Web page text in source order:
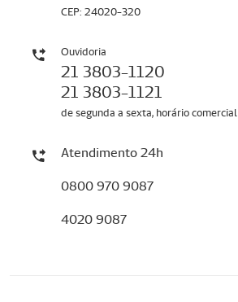
CEP: 24020-320
Ouvidoria
21 3803-1120
21 3803-1121
de segunda a sexta, horário comercial
Atendimento 24h
0800 970 9087
4020 9087